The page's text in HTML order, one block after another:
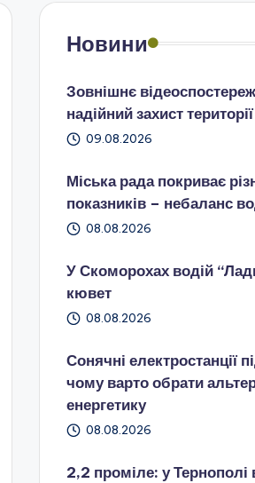
Новини
Зовнішнє
надійний захист
09.08.2026
Міська рада покриває
показників – небаланс
08.08.2026
У Скоморохах водій
кювет
08.08.2026
Сонячні електростанції
чому варто обрати
енергетику
08.08.2026
2,2 проміле: у Тернополі